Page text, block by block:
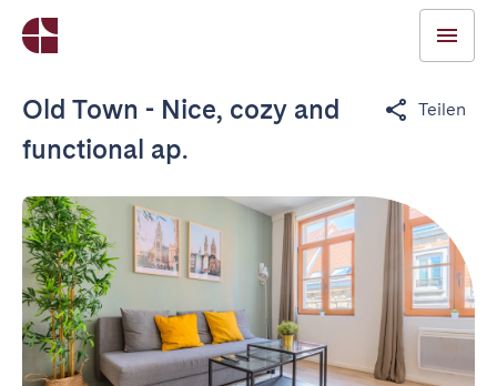
Old Town - Nice, cozy and
functional ap.
Teilen